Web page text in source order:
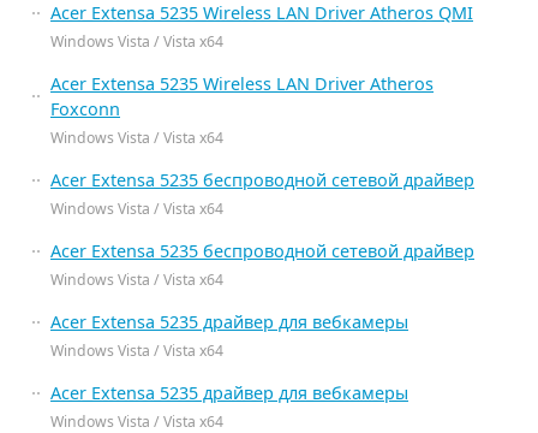
Acer Extensa 5235 Wireless LAN Driver Atheros QMI
Windows Vista / Vista x64
Acer Extensa 5235 Wireless LAN Driver Atheros
Foxconn
Windows Vista / Vista x64
Acer Extensa 5235 беспроводной сетевой драйвер
Windows Vista / Vista x64
Acer Extensa 5235 беспроводной сетевой драйвер
Windows Vista / Vista x64
Acer Extensa 5235 драйвер для вебкамеры
Windows Vista / Vista x64
Acer Extensa 5235 драйвер для вебкамеры
Windows Vista / Vista x64